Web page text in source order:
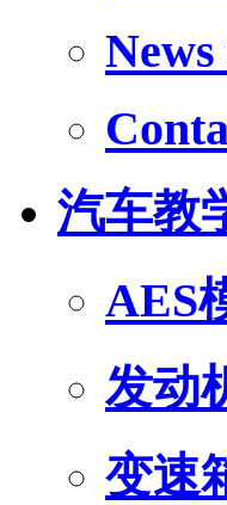
汽车教
AES
发动
变速